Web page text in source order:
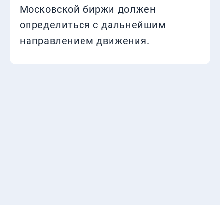
Московской биржи должен
определиться с дальнейшим
направлением движения.